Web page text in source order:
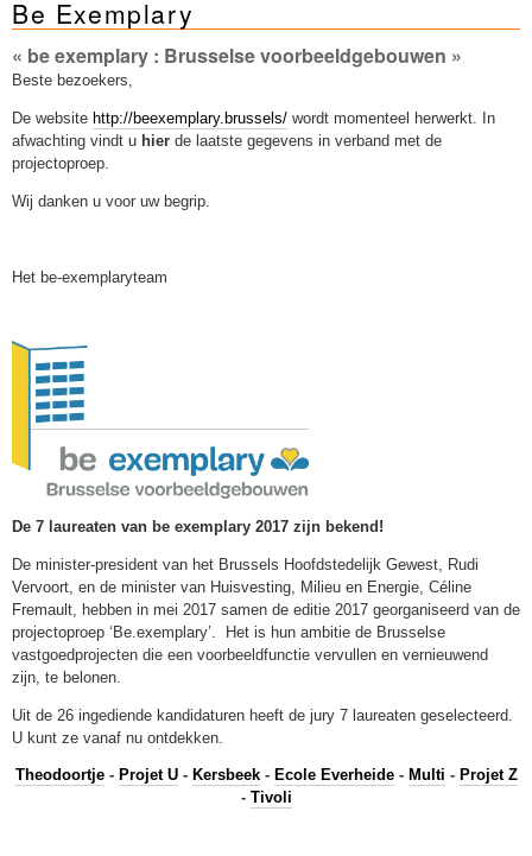
Sleutelwoorden
Stedenbouwkundige inlichtingen
Be Exemplary
« be exemplary : Brusselse voorbeeldgebouwen »
Beste bezoekers,
De website http://beexemplary.brussels/ wordt momenteel herwerkt. In
afwachting vindt u hier de laatste gegevens in verband met de
projectoproep.
Wij danken u voor uw begrip.
Het be-exemplaryteam
De 7 laureaten van be exemplary 2017 zijn bekend!
De minister-president van het Brussels Hoofdstedelijk Gewest, Rudi
Vervoort, en de minister van Huisvesting, Milieu en Energie, Céline
Fremault, hebben in mei 2017 samen de editie 2017 georganiseerd van de
projectoproep ‘Be.exemplary’. Het is hun ambitie de Brusselse
vastgoedprojecten die een voorbeeldfunctie vervullen en vernieuwend
zijn, te belonen.
Uit de 26 ingediende kandidaturen heeft de jury 7 laureaten geselecteerd.
U kunt ze vanaf nu ontdekken.
Theodoortje- Projet U- Kersbeek- Ecole Everheide- Multi - Projet Z
- Tivoli